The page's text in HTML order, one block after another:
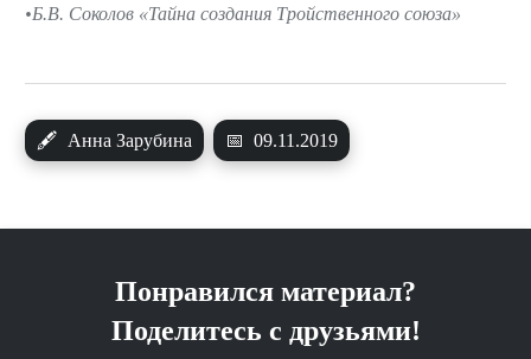
🖋 Анна Зарубина 📅 09.11.2019
Б.В. Соколов «Тайна создания Тройственного союза»
Понравился материал?
Поделитесь с друзьями!